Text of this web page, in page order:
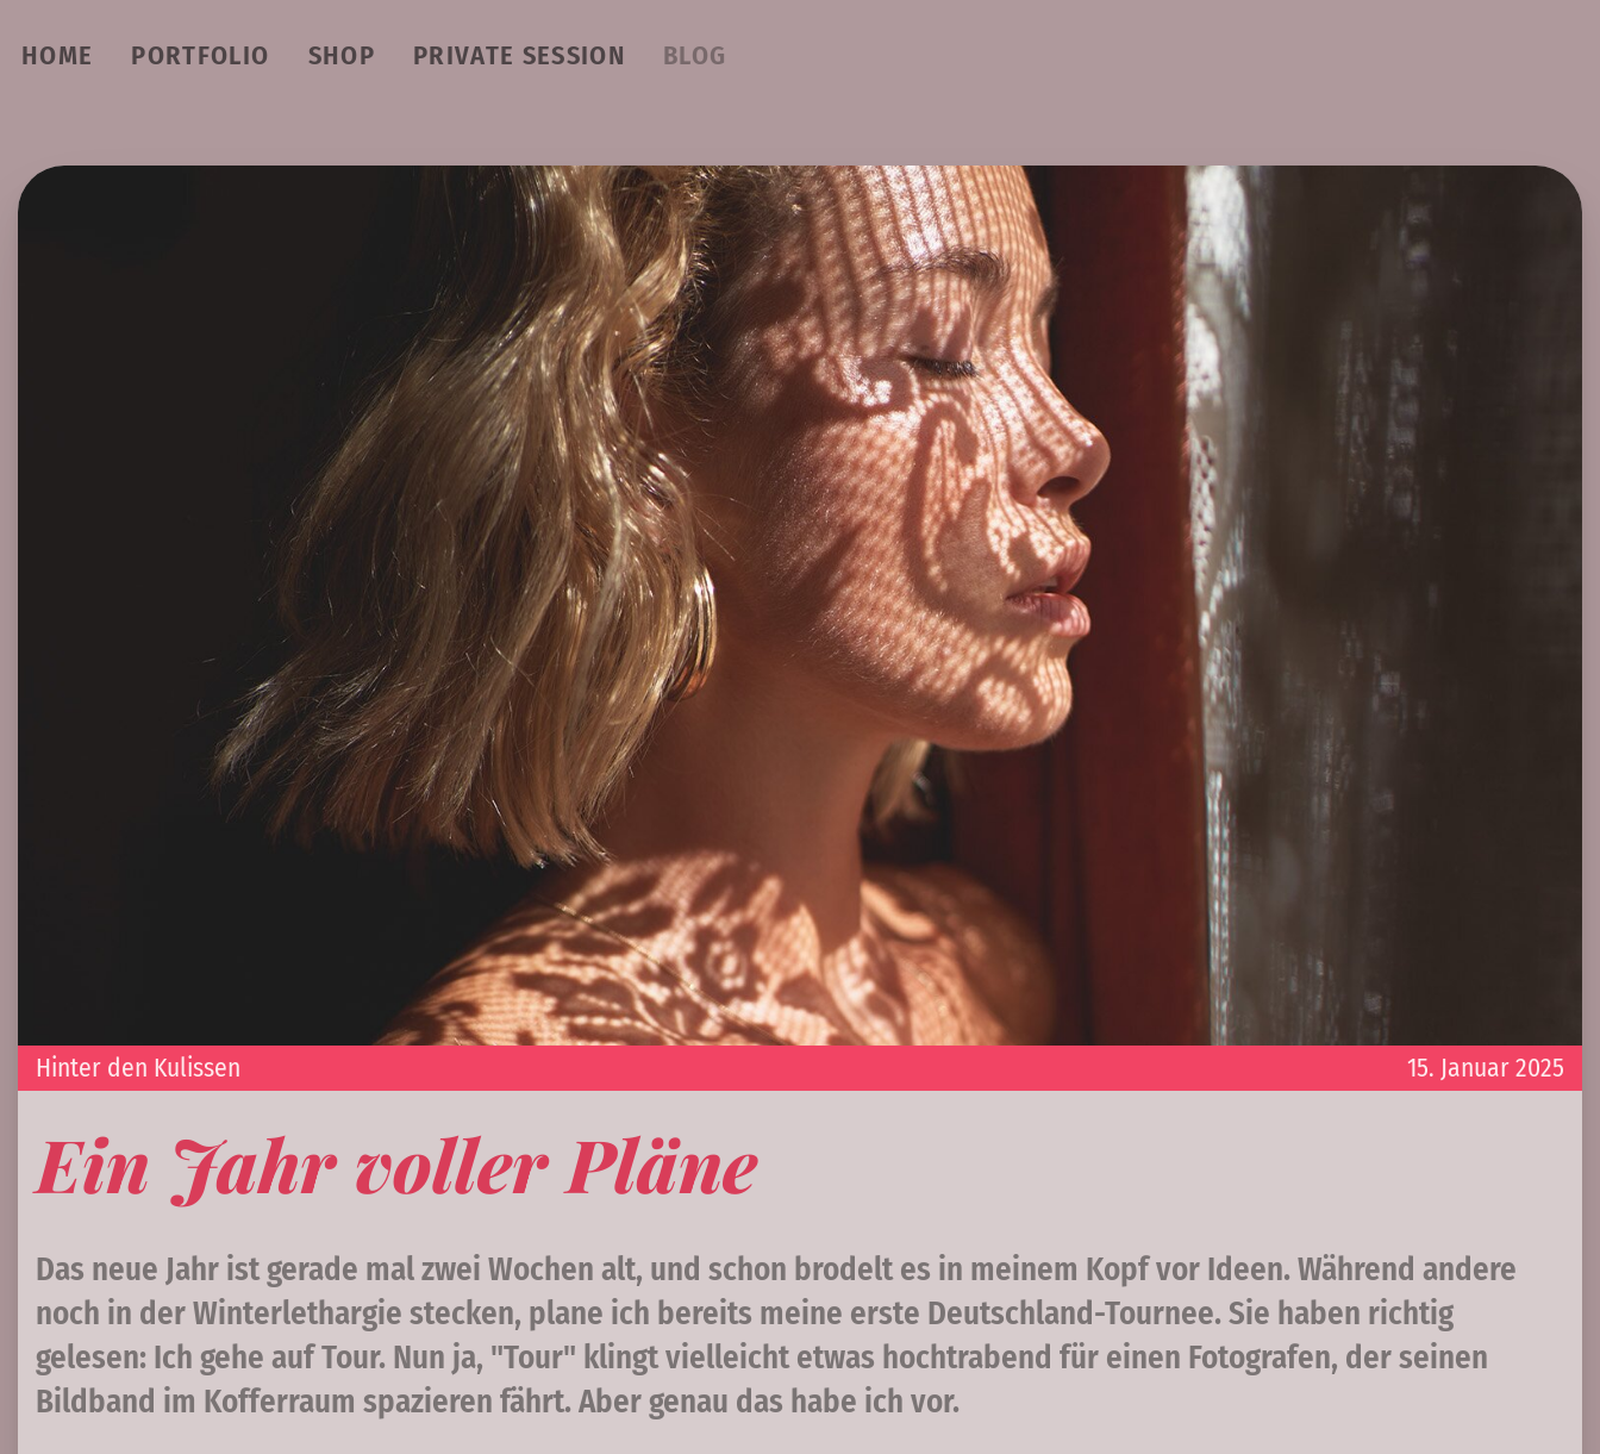
HOME PORTFOLIO SHOP PRIVATE SESSION BLOG
15. Januar 2025
Hinter den Kulissen
Ein Jahr voller Pläne
Das neue Jahr ist gerade mal zwei Wochen alt, und schon brodelt es in meinem Kopf vor Ideen. Während andere
noch in der Winterlethargie stecken, plane ich bereits meine erste Deutschland-Tournee. Sie haben richtig
gelesen: Ich gehe auf Tour. Nun ja, "Tour" klingt vielleicht etwas hochtrabend für einen Fotografen, der seinen
Bildband im Kofferraum spazieren fährt. Aber genau das habe ich vor.